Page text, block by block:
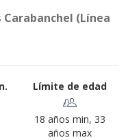
Carabanchel (Línea
Límite de edad
18 años min, 33
años max